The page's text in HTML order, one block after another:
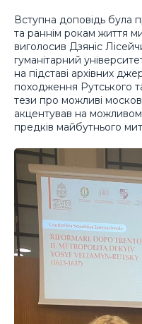
Вступна доповідь була
та раннім рокам життя
виголосив Дзяніс
гуманітарний
на підставі архівних
походження Рутського
тези про можливі
акцентував на
предків майбутнього